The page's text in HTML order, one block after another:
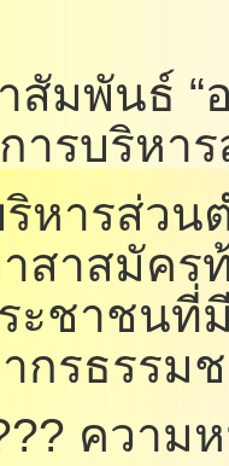
สัมพันธ์ “
ารบริหา
ริหารส่ว
าสมัครท้
ะชาชนที่
กรธรรม
ความ